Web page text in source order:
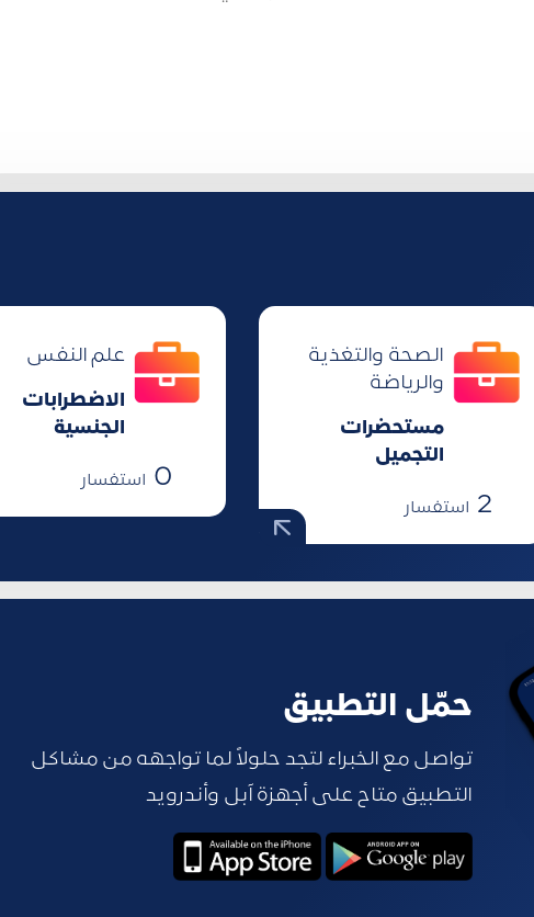
الصحة والتغذية
والرياضة
مستحضرات
التجميل
2 استفسار
علم النفس
الاضطرابات
الجنسية
0 استفسار
حمّل التطبيق
تواصل مع الخبراء لتجد حلولاً لما تواجهه من مشاكل
التطبيق متاح على أجهزة آبل وأندرويد